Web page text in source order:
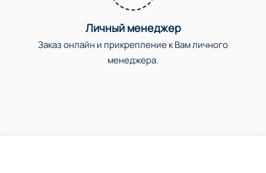
Личный менеджер
Заказ онлайн и прикрепление к Вам личного
менеджера.